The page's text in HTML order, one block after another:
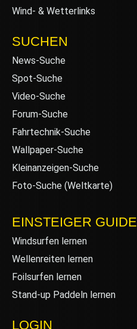
Wind- & Wetterlinks
SUCHEN
News-Suche
Spot-Suche
Video-Suche
Forum-Suche
Fahrtechnik-Suche
Wallpaper-Suche
Kleinanzeigen-Suche
Foto-Suche (Weltkarte)
EINSTEIGER GUIDE
Windsurfen lernen
Wellenreiten lernen
Foilsurfen lernen
Stand-up Paddeln lernen
LOGIN